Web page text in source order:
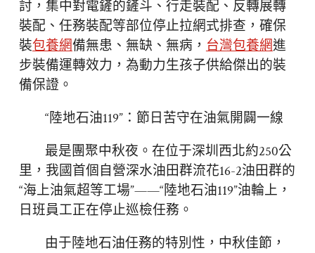
討，集中對電鏟的鏟斗、行走裝配、反轉展轉
裝配、任務裝配等部位停止拉網式排查，確保
裝包養網備無患、無缺、無病，台灣包養網進
步裝備運轉效力，為動力生孩子供給傑出的裝
備保證。
“陸地石油119”：節日苦守在油氣開闢一線
最是團聚中秋夜。在位于深圳西北約250公
里，我國首個自營深水油田群流花16-2油田群的
“海上油氣超等工場”——“陸地石油119”油輪上，
日班員工正在停止巡檢任務。
由于陸地石油任務的特別性，中秋佳節，